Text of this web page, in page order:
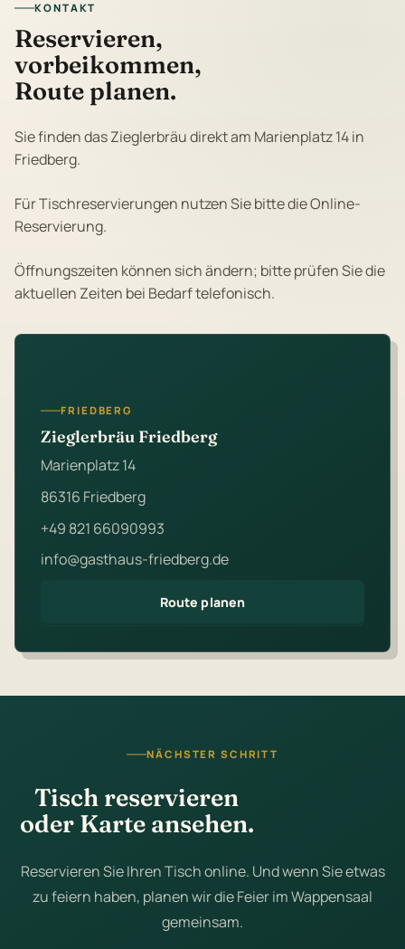
KONTAKT
Reservieren,
vorbeikommen,
Route planen.
Sie finden das Zieglerbräu direkt am Marienplatz 14 in
Friedberg.
Für Tischreservierungen nutzen Sie bitte die Online-
Reservierung.
Öffnungszeiten können sich ändern; bitte prüfen Sie die
aktuellen Zeiten bei Bedarf telefonisch.
FRIEDBERG
Zieglerbräu Friedberg
Marienplatz 14
86316 Friedberg
+49 821 66090993
info@gasthaus-friedberg.de
Route planen
NÄCHSTER SCHRITT
Tisch reservieren
oder Karte ansehen.
Reservieren Sie Ihren Tisch online. Und wenn Sie etwas
zu feiern haben, planen wir die Feier im Wappensaal
gemeinsam.